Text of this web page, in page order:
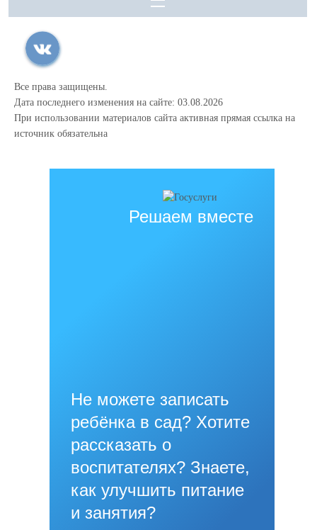
Все права защищены.
Дата последнего изменения на сайте: 03.08.2026
При использовании материалов сайта активная прямая ссылка на
источник обязательна
Решаем вместе
Не можете записать
ребёнка в сад? Хотите
рассказать о
воспитателях? Знаете,
как улучшить питание
и занятия?